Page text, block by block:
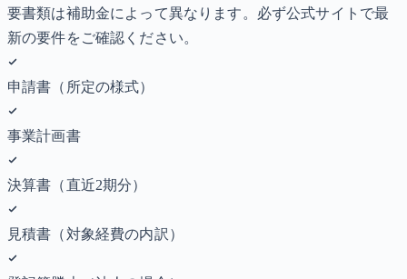
要書類は補助金によって異なります。必ず公式サイトで最
新の要件をご確認ください。
申請書（所定の様式）
事業計画書
決算書（直近2期分）
見積書（対象経費の内訳）